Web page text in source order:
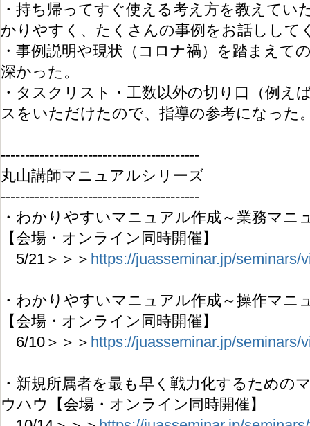
・持ち帰ってすぐ使える考え方を教えてい
かりやすく、たくさんの事例をお話しして
・事例説明や現状（コロナ禍）を踏まえて
深かった。
・タスクリスト・工数以外の切り口（例え
スをいただけたので、指導の参考になった
-----------------------------------------
丸山講師マニュアルシリーズ
-----------------------------------------
・わかりやすいマニュアル作成～業務マニ
【会場・オンライン同時開催】
5/21＞＞＞ https://juasseminar.jp/seminars/
・わかりやすいマニュアル作成～操作マニ
【会場・オンライン同時開催】
6/10＞＞＞ https://juasseminar.jp/seminars/
・新規所属者を最も早く戦力化するための
ウハウ【会場・オンライン同時開催】